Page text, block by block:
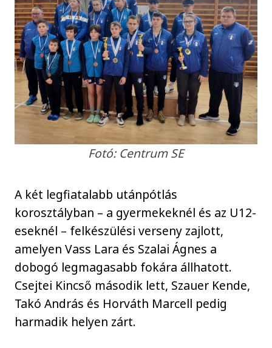
Fotó: Centrum SE
A két legfiatalabb utánpótlás
korosztályban – a gyermekeknél és az U12-
eseknél – felkészülési verseny zajlott,
amelyen Vass Lara és Szalai Ágnes a
dobogó legmagasabb fokára állhatott.
Csejtei Kincső második lett, Szauer Kende,
Takó András és Horváth Marcell pedig
harmadik helyen zárt.